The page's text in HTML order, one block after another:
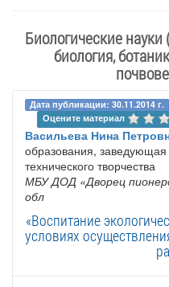
Биологические
биология,
Дата публикации: 30.11.2014 г.
Оцените материал
Васильева Нина
образования, заведующая
технического творчества
МБУ ДОД «Дворец
обл
«Воспитание
условиях